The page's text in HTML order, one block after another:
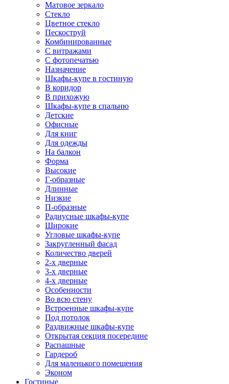
Матовое зеркало
Стекло
Цветное стекло
Пескоструй
Комбинированные
С витражами
С фотопечатью
Назначение
Шкафы-купе в гостиную
В коридор
В прихожую
Шкафы-купе в спальню
Детские
Офисные
Для книг
Для одежды
На балкон
Форма
Высокие
Г-образные
Длинные
Низкие
П-образные
Радиусные шкафы-купе
Широкие
Угловые шкафы-купе
Закругленный фасад
Количество дверей
2-х дверные
3-х дверные
4-х дверные
Особенности
Во всю стену
Встроенные шкафы-купе
Под потолок
Раздвижные шкафы-купе
Открытая секция посередине
Распашные
Гардероб
Для маленького помещения
Эконом
Гостиные